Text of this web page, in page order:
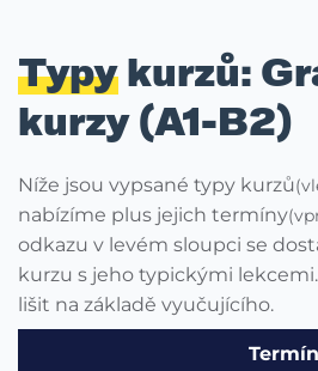
Typy kurzů:
kurzy (A1-B2)
Níže jsou vypsané typy kurzů
nabízíme plus jejich termíny
odkazu v levém sloupci se
kurzu s jeho typickými
lišit na základě vyučujícího.